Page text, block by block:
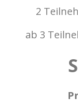
2
ab 3